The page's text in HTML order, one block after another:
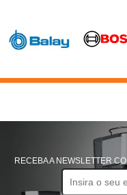
RECEBA A NEWSLETTER